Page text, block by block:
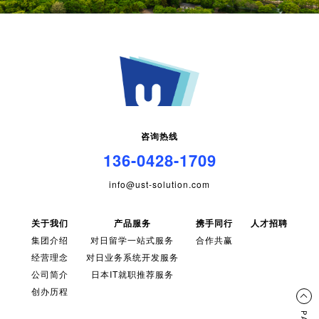
咨询热线
136-0428-1709
info@ust-solution.com
关于我们
集团介绍
经营理念
公司简介
创办历程
产品服务
对日留学一站式服务
对日业务系统开发服务
日本IT就职推荐服务
携手同行
合作共赢
人才招聘